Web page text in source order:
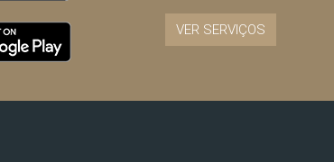
VER SERVIÇOS